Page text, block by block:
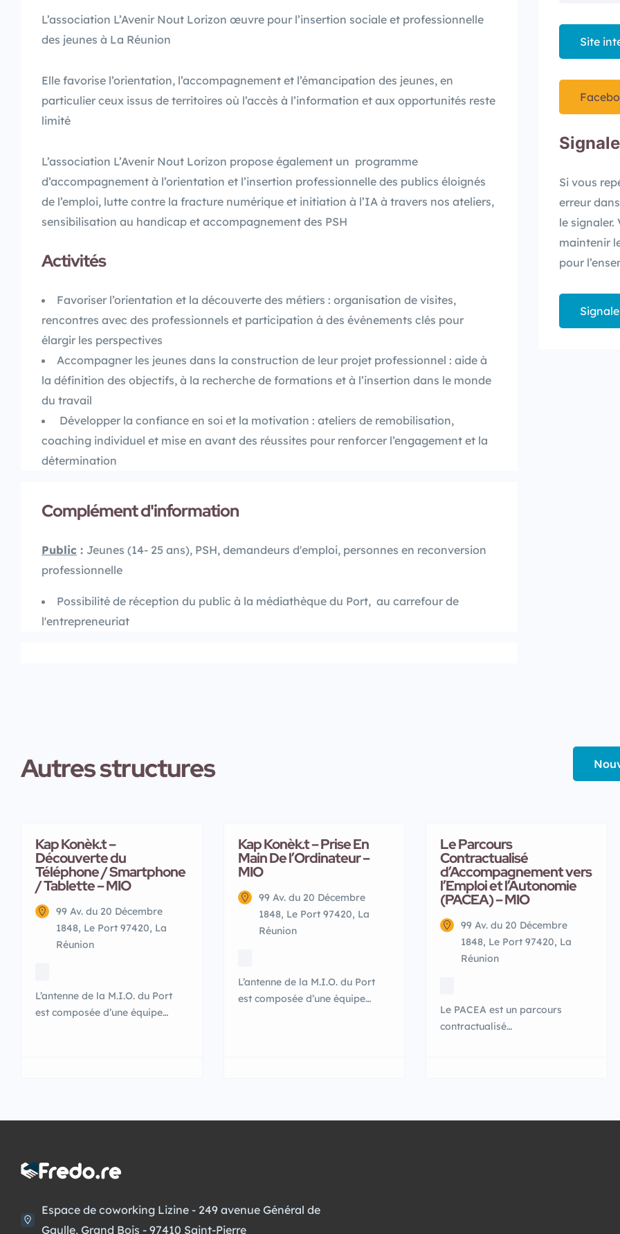
L’association L’Avenir Nout Lorizon œuvre pour l’insertion sociale et professionnelle
des jeunes à La Réunion
Elle favorise l’orientation, l’accompagnement et l’émancipation des jeunes, en
particulier ceux issus de territoires où l’accès à l’information et aux opportunités reste
limité
L’association L’Avenir Nout Lorizon propose également un programme
d’accompagnement à l’orientation et l’insertion professionnelle des publics éloignés
de l’emploi, lutte contre la fracture numérique et initiation à l’IA à travers nos ateliers,
sensibilisation au handicap et accompagnement des PSH
Activités
Favoriser l’orientation et la découverte des métiers : organisation de visites,
rencontres avec des professionnels et participation à des événements clés pour
élargir les perspectives
Accompagner les jeunes dans la construction de leur projet professionnel : aide à
la définition des objectifs, à la recherche de formations et à l’insertion dans le monde
du travail
Développer la confiance en soi et la motivation : ateliers de remobilisation,
coaching individuel et mise en avant des réussites pour renforcer l’engagement et la
détermination
Complément d'information
Public : Jeunes (14- 25 ans), PSH, demandeurs d'emploi, personnes en reconversion
professionnelle
Possibilité de réception du public à la médiathèque du Port, au carrefour de
l'entrepreneuriat
Site
Si vous
erreur
le
maintenir
pour
Autres structures
Kap Konèk.t –
Découverte du
Téléphone / Smartphone
/ Tablette – MIO
99 Av. du 20 Décembre
1848, Le Port 97420, La
Réunion
L’antenne de la M.I.O. du Port
est composée d’une équipe
gratuitement (dispositifs
d’accompagnement, espaces […]
Kap Konèk.t – Prise En
Main De l’Ordinateur –
MIO
99 Av. du 20 Décembre
1848, Le Port 97420, La
Réunion
L’antenne de la M.I.O. du Port
est composée d’une équipe
Le Parcours
Contractualisé
d’Accompagnement vers
l’Emploi et l’Autonomie
(PACEA) – MIO
99 Av. du 20 Décembre
1848, Le Port 97420, La
Réunion
Le PACEA est un parcours
contractualisé
Espace de coworking Lizine - 249 avenue Général de
Gaulle, Grand Bois - 97410 Saint-Pierre